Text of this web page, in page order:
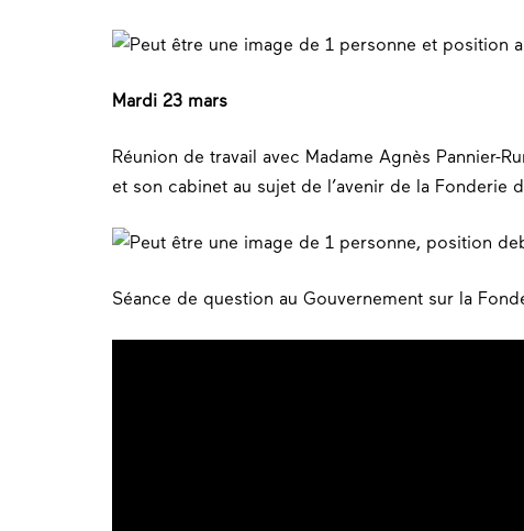
Mardi 23 mars
Réunion de travail avec Madame Agnès Pannier-
et son cabinet au sujet de l’avenir de la Fonderie
Séance de question au Gouvernement sur la